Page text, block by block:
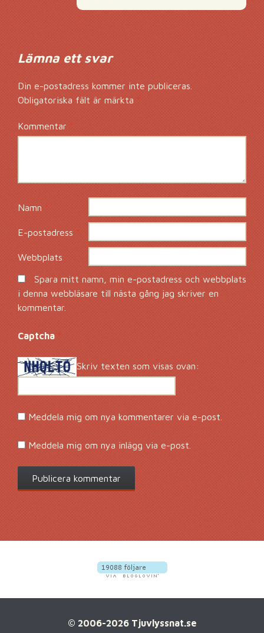
Lämna ett svar
Din e-postadress kommer inte publiceras.
Obligatoriska fält är märkta *
Kommentar*
Namn *
E-postadress*
Webbplats
Spara mitt namn, min e-postadress och webbplats
i denna webbläsare till nästa gång jag skriver en
kommentar.
Captcha*
Skriv texten som visas ovan:
Meddela mig om nya kommentarer via e-post.
Meddela mig om nya inlägg via e-post.
© 2006-2026 Tjuvlyssnat.se